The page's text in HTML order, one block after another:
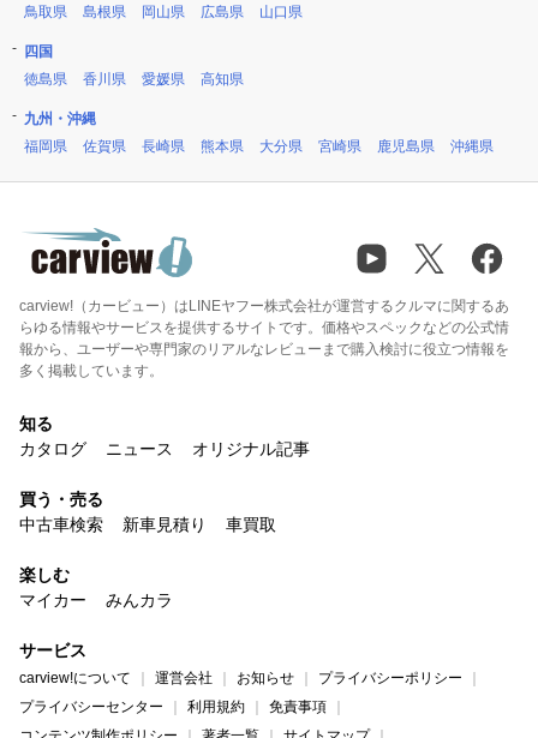
鳥取県
島根県 岡山県 広島県 山口県
四国
徳島県
香川県 愛媛県 高知県
九州・沖縄
福岡県
佐賀県 長崎県 熊本県 大分県 宮崎県 鹿児島県 沖縄県
carview!（カービュー）はLINEヤフー株式会社が運営するクルマに関するあ
らゆる情報やサービスを提供するサイトです。価格やスペックなどの公式情
報から、ユーザーや専門家のリアルなレビューまで購入検討に役立つ情報を
多く掲載しています。
知る
カタログ
ニュース オリジナル記事
買う・売る
中古車検索
新車見積り 車買取
楽しむ
マイカー
みんカラ
サービス
carview!について 運営会社 お知らせ
プライバシーポリシー
プライバシーセンター
利用規約
免責事項